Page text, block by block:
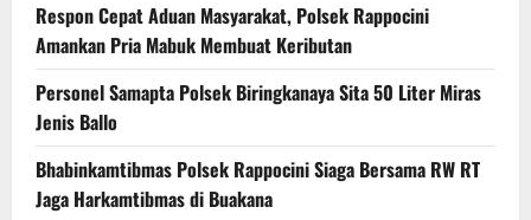
Respon Cepat Aduan Masyarakat, Polsek Rappocini
Amankan Pria Mabuk Membuat Keributan
Personel Samapta Polsek Biringkanaya Sita 50 Liter Miras
Jenis Ballo
Bhabinkamtibmas Polsek Rappocini Siaga Bersama RW RT
Jaga Harkamtibmas di Buakana